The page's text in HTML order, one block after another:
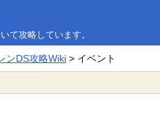
て攻略しています。
ンDS攻略Wiki > イベント